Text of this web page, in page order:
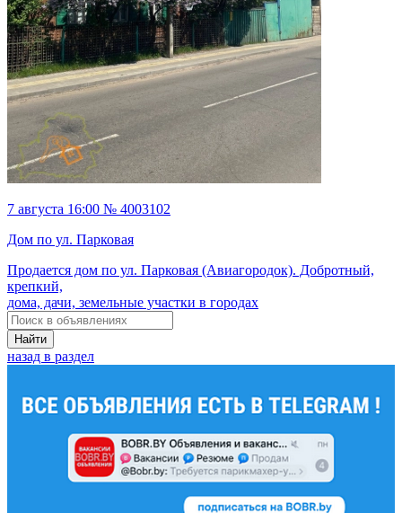
7 августа 16:00 № 4003102
Дом по ул. Парковая
Продается дом по ул. Парковая (Авиагородок). Добротный,
крепкий,
дома, дачи, земельные участки в городах
Найти
назад в раздел